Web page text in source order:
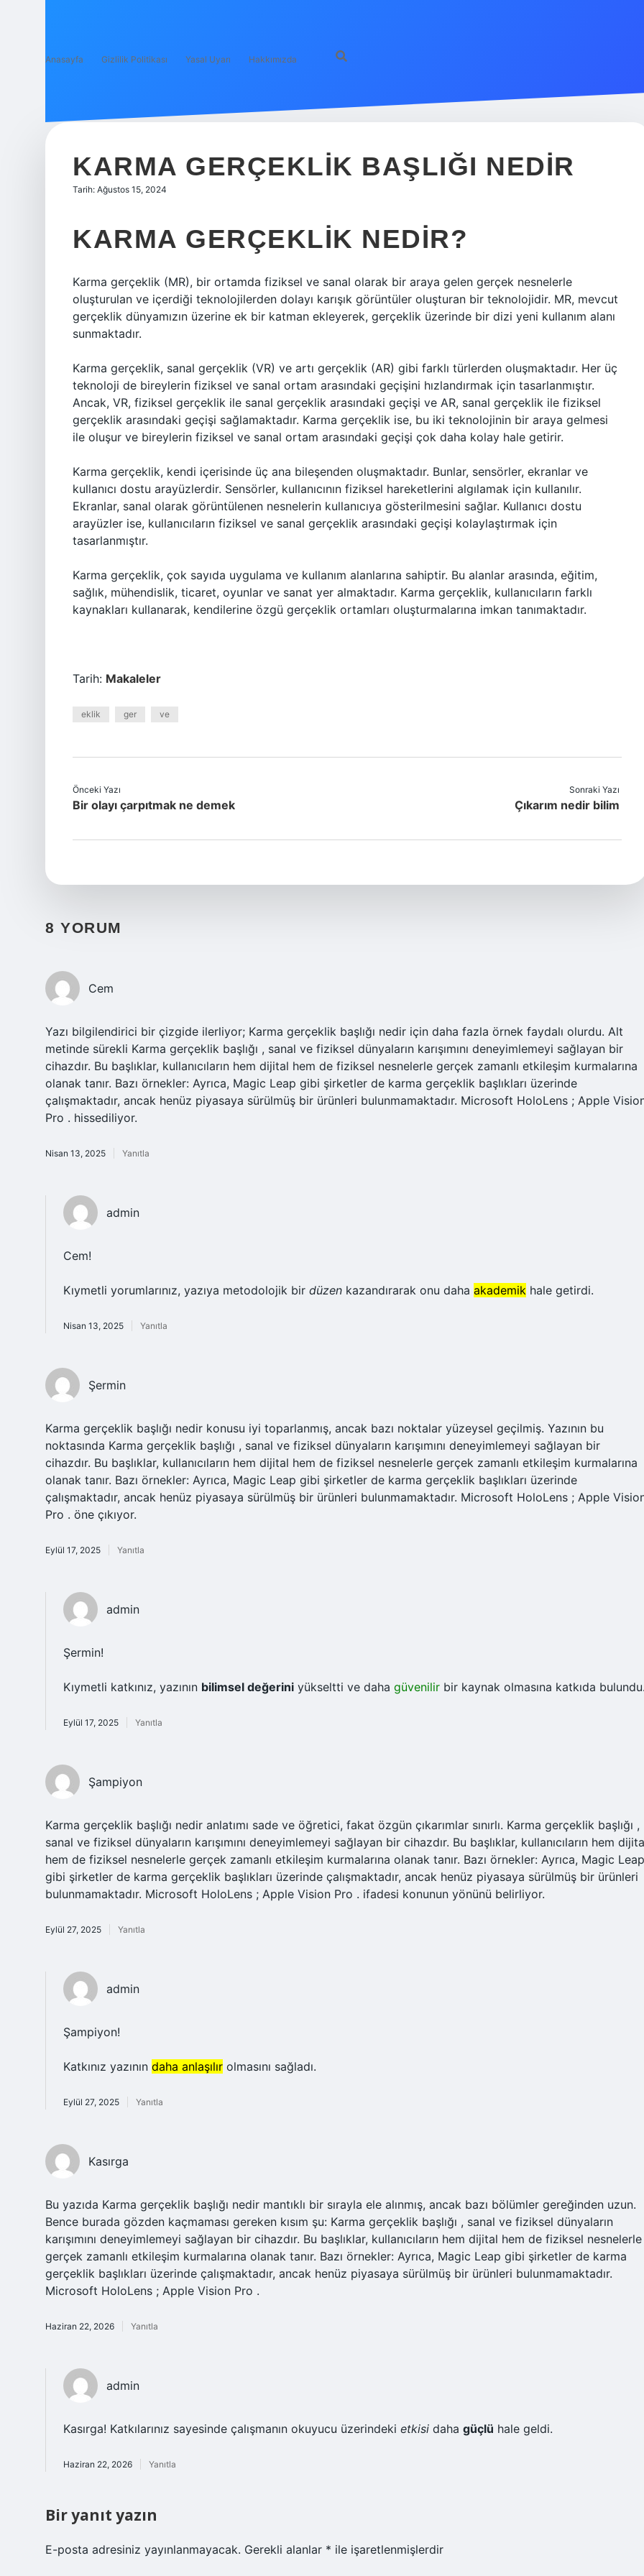
Anasayfa Gizlilik Politikası Yasal Uyarı Hakkımızda
KARMA GERÇEKLIK BAŞLIĞI NEDIR
Tarih: Ağustos 15, 2024
KARMA GERÇEKLIK NEDIR?
Karma gerçeklik (MR), bir ortamda fiziksel ve sanal olarak bir araya gelen gerçek nesnelerle
oluşturulan ve içerdiği teknolojilerden dolayı karışık görüntüler oluşturan bir teknolojidir. MR, mevcut
gerçeklik dünyamızın üzerine ek bir katman ekleyerek, gerçeklik üzerinde bir dizi yeni kullanım alanı
sunmaktadır.
Karma gerçeklik, sanal gerçeklik (VR) ve artı gerçeklik (AR) gibi farklı türlerden oluşmaktadır. Her üç
teknoloji de bireylerin fiziksel ve sanal ortam arasındaki geçişini hızlandırmak için tasarlanmıştır.
Ancak, VR, fiziksel gerçeklik ile sanal gerçeklik arasındaki geçişi ve AR, sanal gerçeklik ile fiziksel
gerçeklik arasındaki geçişi sağlamaktadır. Karma gerçeklik ise, bu iki teknolojinin bir araya gelmesi
ile oluşur ve bireylerin fiziksel ve sanal ortam arasındaki geçişi çok daha kolay hale getirir.
Karma gerçeklik, kendi içerisinde üç ana bileşenden oluşmaktadır. Bunlar, sensörler, ekranlar ve
kullanıcı dostu arayüzlerdir. Sensörler, kullanıcının fiziksel hareketlerini algılamak için kullanılır.
Ekranlar, sanal olarak görüntülenen nesnelerin kullanıcıya gösterilmesini sağlar. Kullanıcı dostu
arayüzler ise, kullanıcıların fiziksel ve sanal gerçeklik arasındaki geçişi kolaylaştırmak için
tasarlanmıştır.
Karma gerçeklik, çok sayıda uygulama ve kullanım alanlarına sahiptir. Bu alanlar arasında, eğitim,
sağlık, mühendislik, ticaret, oyunlar ve sanat yer almaktadır. Karma gerçeklik, kullanıcıların farklı
kaynakları kullanarak, kendilerine özgü gerçeklik ortamları oluşturmalarına imkan tanımaktadır.
Tarih: Makaleler
eklik ger ve
Önceki Yazı
Bir olayı çarpıtmak ne demek
Sonraki Yazı
Çıkarım nedir bilim
8 YORUM
Cem
Yazı bilgilendirici bir çizgide ilerliyor; Karma gerçeklik başlığı nedir için daha fazla örnek faydalı olurdu. Alt
metinde sürekli Karma gerçeklik başlığı , sanal ve fiziksel dünyaların karışımını deneyimlemeyi sağlayan bir
cihazdır. Bu başlıklar, kullanıcıların hem dijital hem de fiziksel nesnelerle gerçek zamanlı etkileşim kurmalarına
olanak tanır. Bazı örnekler: Ayrıca, Magic Leap gibi şirketler de karma gerçeklik başlıkları üzerinde
çalışmaktadır, ancak henüz piyasaya sürülmüş bir ürünleri bulunmamaktadır. Microsoft HoloLens ; Apple
Pro . hissediliyor.
Nisan 13, 2025 Yanıtla
admin
Cem!
Kıymetli yorumlarınız, yazıya metodolojik bir düzen kazandırarak onu daha akademik hale getirdi.
Nisan 13, 2025 Yanıtla
Şermin
Karma gerçeklik başlığı nedir konusu iyi toparlanmış, ancak bazı noktalar yüzeysel geçilmiş. Yazının bu
noktasında Karma gerçeklik başlığı , sanal ve fiziksel dünyaların karışımını deneyimlemeyi sağlayan bir
cihazdır. Bu başlıklar, kullanıcıların hem dijital hem de fiziksel nesnelerle gerçek zamanlı etkileşim kurmalarına
olanak tanır. Bazı örnekler: Ayrıca, Magic Leap gibi şirketler de karma gerçeklik başlıkları üzerinde
çalışmaktadır, ancak henüz piyasaya sürülmüş bir ürünleri bulunmamaktadır. Microsoft HoloLens ; Apple
Pro . öne çıkıyor.
Eylül 17, 2025 Yanıtla
admin
Şermin!
Kıymetli katkınız, yazının bilimsel değerini yükseltti ve daha güvenilir bir kaynak olmasına katkıda bulundu.
Eylül 17, 2025 Yanıtla
Şampiyon
Karma gerçeklik başlığı nedir anlatımı sade ve öğretici, fakat özgün çıkarımlar sınırlı. Karma gerçeklik başlığı ,
sanal ve fiziksel dünyaların karışımını deneyimlemeyi sağlayan bir cihazdır. Bu başlıklar, kullanıcıların hem
hem de fiziksel nesnelerle gerçek zamanlı etkileşim kurmalarına olanak tanır. Bazı örnekler: Ayrıca, Magic Leap
gibi şirketler de karma gerçeklik başlıkları üzerinde çalışmaktadır, ancak henüz piyasaya sürülmüş bir ürünleri
bulunmamaktadır. Microsoft HoloLens ; Apple Vision Pro . ifadesi konunun yönünü belirliyor.
Eylül 27, 2025 Yanıtla
admin
Şampiyon!
Katkınız yazının daha anlaşılır olmasını sağladı.
Eylül 27, 2025 Yanıtla
Kasırga
Bu yazıda Karma gerçeklik başlığı nedir mantıklı bir sırayla ele alınmış, ancak bazı bölümler gereğinden uzun.
Bence burada gözden kaçmaması gereken kısım şu: Karma gerçeklik başlığı , sanal ve fiziksel dünyaların
karışımını deneyimlemeyi sağlayan bir cihazdır. Bu başlıklar, kullanıcıların hem dijital hem de fiziksel nesnelerle
gerçek zamanlı etkileşim kurmalarına olanak tanır. Bazı örnekler: Ayrıca, Magic Leap gibi şirketler de karma
gerçeklik başlıkları üzerinde çalışmaktadır, ancak henüz piyasaya sürülmüş bir ürünleri bulunmamaktadır.
Microsoft HoloLens ; Apple Vision Pro .
Haziran 22, 2026 Yanıtla
admin
Kasırga! Katkılarınız sayesinde çalışmanın okuyucu üzerindeki etkisi daha güçlü hale geldi.
Haziran 22, 2026 Yanıtla
Bir yanıt yazın
E-posta adresiniz yayınlanmayacak. Gerekli alanlar * ile işaretlenmişlerdir